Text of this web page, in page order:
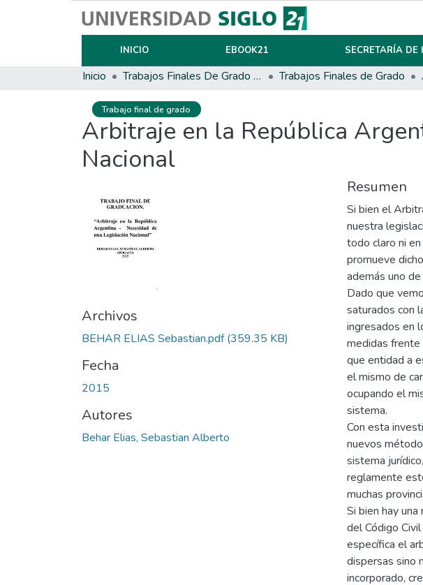
INICIO EBOOK21 SECRETARÍA DE
Inicio Trabajos Finales De Grado Y Posgrado Trabajos Finales de Grado
Trabajo final de grado
Arbitraje en la República
Nacional
Archivos
BEHAR ELIAS Sebastian.pdf(359.35 KB)
Fecha
2015
Autores
Behar Elias, Sebastian Alberto
Resumen
Si bien el
nuestra
todo claro ni
promueve
además uno
Dado que
saturados con
ingresados en
medidas frente
que entidad a
el mismo de
ocupando el
sistema.
Con esta
nuevos
sistema
reglamente
muchas
Si bien hay
del Código
específica el
dispersas sino
incorporado,